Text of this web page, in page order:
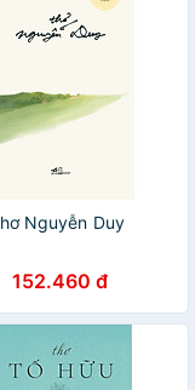
Nguyễn Duy
152.460 đ